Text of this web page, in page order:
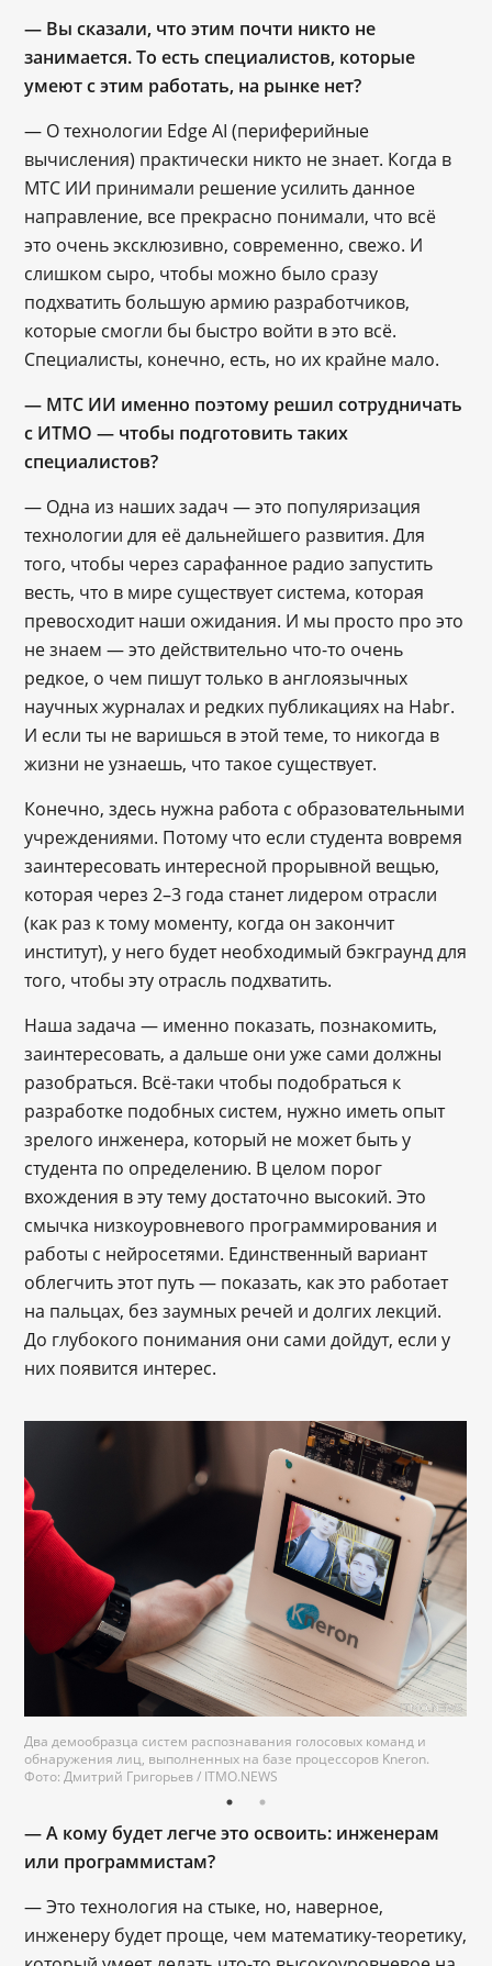
— Вы сказали, что этим почти никто не
занимается. То есть специалистов, которые
умеют с этим работать, на рынке нет?
― О технологии Edge AI (периферийные
вычисления) практически никто не знает. Когда в
МТС ИИ принимали решение усилить данное
направление, все прекрасно понимали, что всё
это очень эксклюзивно, современно, свежо. И
слишком сыро, чтобы можно было сразу
подхватить большую армию разработчиков,
которые смогли бы быстро войти в это всё.
Специалисты, конечно, есть, но их крайне мало.
— МТС ИИ именно поэтому решил сотрудничать
с ИТМО — чтобы подготовить таких
специалистов?
― Одна из наших задач — это популяризация
технологии для её дальнейшего развития. Для
того, чтобы через сарафанное радио запустить
весть, что в мире существует система, которая
превосходит наши ожидания. И мы просто про это
не знаем — это действительно что-то очень
редкое, о чем пишут только в англоязычных
научных журналах и редких публикациях на Habr.
И если ты не варишься в этой теме, то никогда в
жизни не узнаешь, что такое существует.
Конечно, здесь нужна работа с образовательными
учреждениями. Потому что если студента вовремя
заинтересовать интересной прорывной вещью,
которая через 2–3 года станет лидером отрасли
(как раз к тому моменту, когда он закончит
институт), у него будет необходимый бэкграунд для
того, чтобы эту отрасль подхватить.
Наша задача — именно показать, познакомить,
заинтересовать, а дальше они уже сами должны
разобраться. Всё-таки чтобы подобраться к
разработке подобных систем, нужно иметь опыт
зрелого инженера, который не может быть у
студента по определению. В целом порог
вхождения в эту тему достаточно высокий. Это
смычка низкоуровневого программирования и
работы с нейросетями. Единственный вариант
облегчить этот путь — показать, как это работает
на пальцах, без заумных речей и долгих лекций.
До глубокого понимания они сами дойдут, если у
них появится интерес.
Два демообразца систем распознавания голосовых команд и
обнаружения лиц, выполненных на базе процессоров Kneron.
Фото: Дмитрий Григорьев / ITMO.NEWS
— А кому будет легче это освоить: инженерам
или программистам?
― Это технология на стыке, но, наверное,
инженеру будет проще, чем математику-теоретику,